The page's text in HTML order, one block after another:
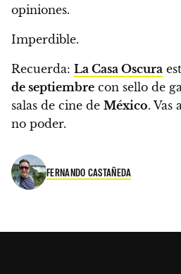
opiniones.
Imperdible.
Recuerda: La Casa Oscura
de septiembre con sello de
salas de cine de México. Vas
no poder.
FERNANDO CASTAÑEDA